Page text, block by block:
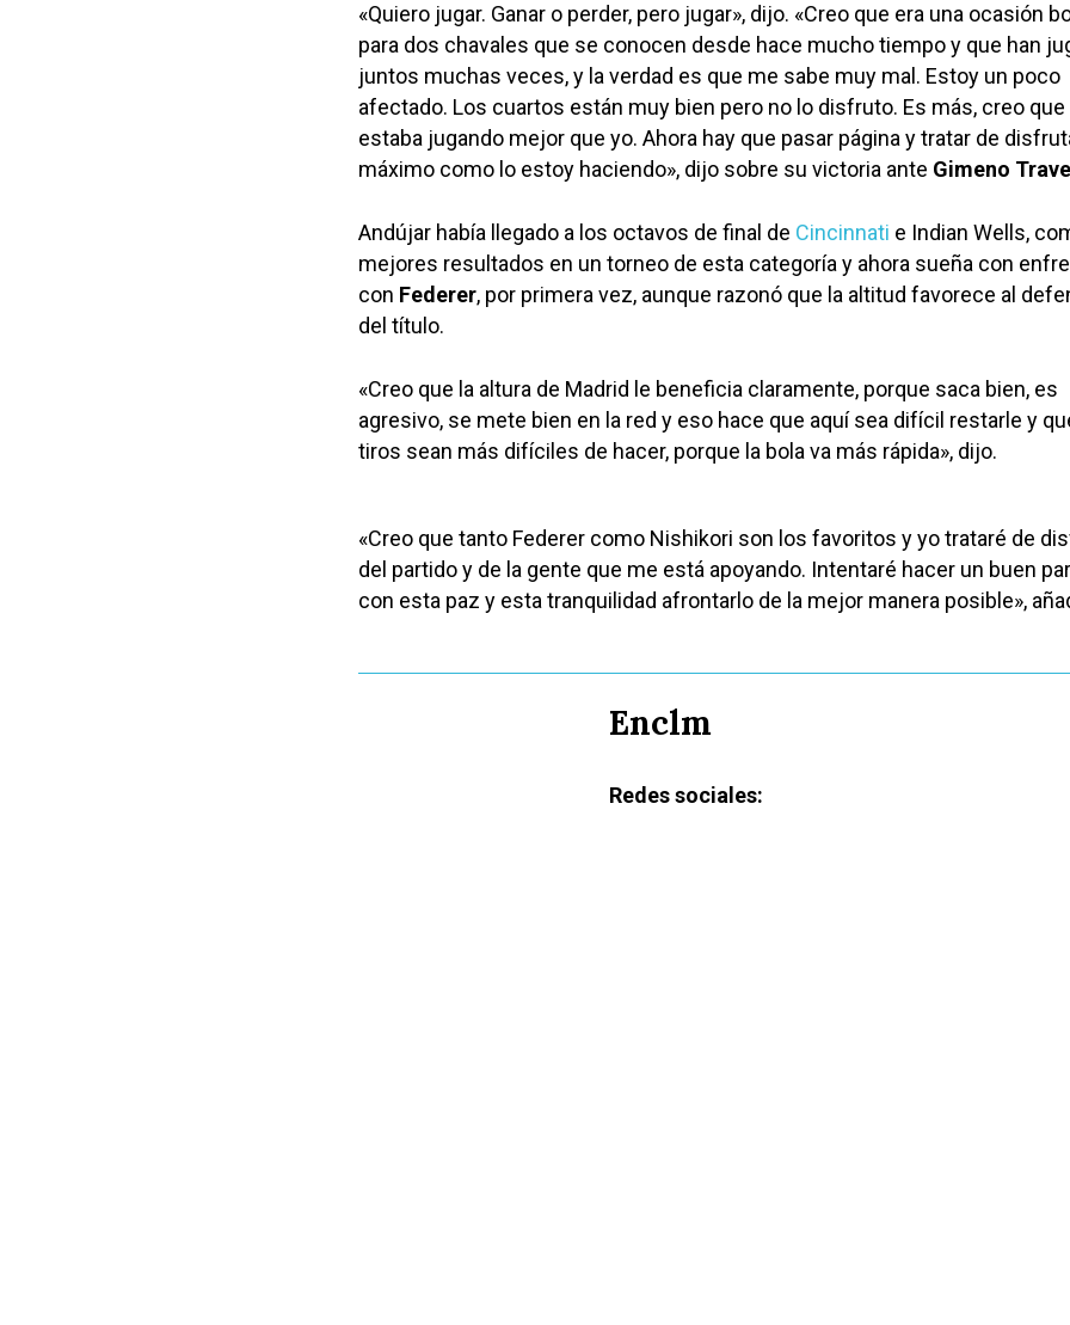
«Quiero jugar. Ganar o perder, pero jugar», dijo. «Creo que era una ocasión
para dos chavales que se conocen desde hace mucho tiempo y que han
juntos muchas veces, y la verdad es que me sabe muy mal. Estoy un poco
afectado. Los cuartos están muy bien pero no lo disfruto. Es más, creo que
estaba jugando mejor que yo. Ahora hay que pasar página y tratar de
máximo como lo estoy haciendo», dijo sobre su victoria ante Gimeno
Andújar había llegado a los octavos de final de Cincinnati e Indian Wells,
mejores resultados en un torneo de esta categoría y ahora sueña con
con Federer, por primera vez, aunque razonó que la altitud favorece al
del título.
«Creo que la altura de Madrid le beneficia claramente, porque saca bien, es
agresivo, se mete bien en la red y eso hace que aquí sea difícil restarle y
tiros sean más difíciles de hacer, porque la bola va más rápida», dijo.
«Creo que tanto Federer como Nishikori son los favoritos y yo trataré de
del partido y de la gente que me está apoyando. Intentaré hacer un buen
con esta paz y esta tranquilidad afrontarlo de la mejor manera posible»,
Enclm
Redes sociales: